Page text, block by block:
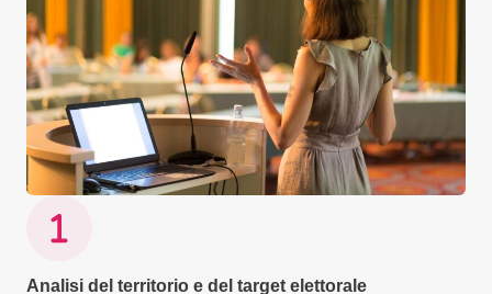
Analisi del territorio e del target elettorale